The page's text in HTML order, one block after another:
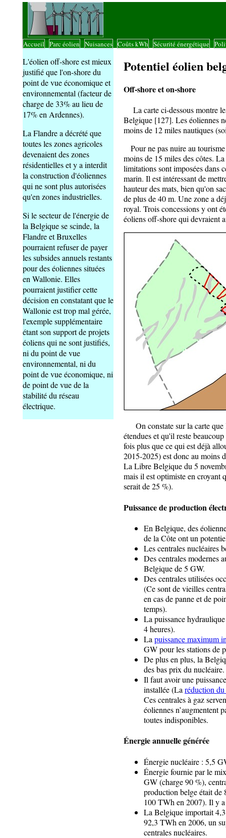
Accueil Parc éolien Nuisances Coûts kWh Sécurité énergétique
L'éolien off-shore est mieux
justifié que l'on-shore du
point de vue économique et
environnemental (facteur de
charge de 33% au lieu de
17% en Ardennes).
La Flandre a décrété que
toutes les zones agricoles
devenaient des zones
résidentielles et y a interdit
la construction d'éoliennes
qui ne sont plus autorisées
qu'en zones industrielles.
Si le secteur de l'énergie de
la Belgique se scinde, la
Flandre et Bruxelles
pourraient refuser de payer
les subsides annuels restants
pour des éoliennes situées
en Wallonie. Elles
pourraient justifier cette
décision en constatant que le
Wallonie est trop mal gérée,
l'exemple supplémentaire
étant son support de projets
éoliens qui ne sont justifiés,
ni du point de vue
environnemental, ni du
point de vue économique, ni
de point de vue de la
stabilité du réseau
électrique.
Potentiel éolien
Off-shore et on-shore
La carte ci-dessous montre
Belgique [127]. Les éoliennes
moins de 12 miles nautiques
Pour ne pas nuire au
moins de 15 miles des côtes.
limitations sont imposées dans
marin. Il est intéressant de
hauteur des mats, bien qu'on
de plus de 40 m. Une zone a
royal. Trois concessions y ont
éoliens off-shore qui devraient
On constate sur la carte que
étendues et qu'il reste
fois plus que ce qui est déjà
2015-2025) est donc au moins
La Libre Belgique du 5
mais il est optimiste en croyant
serait de 25 %).
Puissance de production
En Belgique, des
de la Côte ont un
Les centrales nucléaires
Des centrales modernes
Belgique de 5 GW.
Des centrales utilisées
(Ce sont de vieilles
en cas de panne et de
temps).
La puissance
4 heures).
La puissance maximum
GW pour les stations de
De plus en plus, la
des bas prix du nucléaire.
Il faut avoir une
installée (La réduction
Ces centrales à gaz
éoliennes n’augmentent
toutes indisponibles.
Énergie annuelle générée
Énergie nucléaire : 5,5
Énergie fournie par le
GW (charge 90 %),
production belge était
100 TWh en 2007). Il y a
La Belgique importait
92,3 TWh en 2006, un
centrales nucléaires.